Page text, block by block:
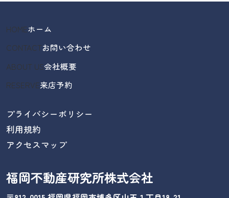
HOMEホーム
CONTACTお問い合わせ
ABOUT US会社概要
RESERVE来店予約
プライバシーポリシー
利用規約
アクセスマップ
福岡不動産研究所株式会社